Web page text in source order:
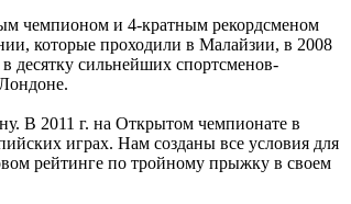
чемпионом и 4-кратным рекордсменом
которые проходили в Малайзии, в 2008
десятку сильнейших спортсменов-
В 2011 г. на Открытом чемпионате в
играх. Нам созданы все условия для
рейтинге по тройному прыжку в своем